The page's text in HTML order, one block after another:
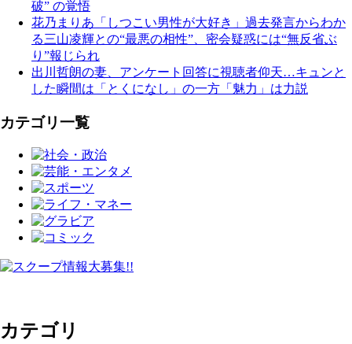
破” の覚悟
花乃まりあ「しつこい男性が大好き」過去発言からわか
る三山凌輝との“最悪の相性”、密会疑惑には“無反省ぶ
り”報じられ
出川哲朗の妻、アンケート回答に視聴者仰天…キュンと
した瞬間は「とくになし」の一方「魅力」は力説
カテゴリ一覧
カテゴリ